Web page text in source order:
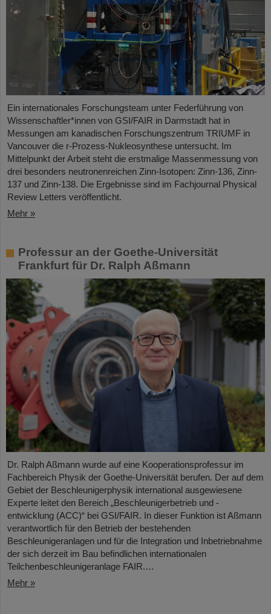
Ein internationales Forschungsteam unter Federführung von
Wissenschaftler*innen von GSI/FAIR in Darmstadt hat in
Messungen am kanadischen Forschungszentrum TRIUMF in
Vancouver die r-Prozess-Nukleosynthese untersucht. Im
Mittelpunkt der Arbeit steht die erstmalige Massenmessung von
drei besonders neutronenreichen Zinn-Isotopen: Zinn-136, Zinn-
137 und Zinn-138. Die Ergebnisse sind im Fachjournal Physical
Review Letters veröffentlicht.
Mehr »
Professur an der Goethe-Universität
Frankfurt für Dr. Ralph Aßmann
Dr. Ralph Aßmann wurde auf eine Kooperationsprofessur im
Fachbereich Physik der Goethe-Universität berufen. Der auf dem
Gebiet der Beschleunigerphysik international ausgewiesene
Experte leitet den Bereich „Beschleunigerbetrieb und -
entwicklung (ACC)“ bei GSI/FAIR. In dieser Funktion ist Aßmann
verantwortlich für den Betrieb der bestehenden
Beschleunigeranlagen und für die Integration und Inbetriebnahme
der sich derzeit im Bau befindlichen internationalen
Teilchenbeschleunigeranlage FAIR.…
Mehr »